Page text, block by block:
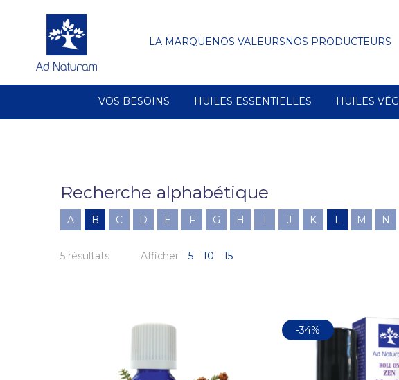
LA MARQUENOS VALEURSNOS PRODUCTEURS
VOS BESOINS HUILES ESSENTIELLES HUILES
Recherche alphabétique
A B C D E F G H I J K L M N
5 résultats Afficher 5 10 15
-34%